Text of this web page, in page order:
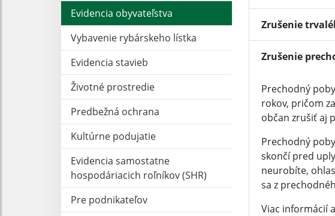
Evidencia obyvateľstva
Vybavenie rybárskeho lístka
Evidencia stavieb
Životné prostredie
Predbežná ochrana
Kultúrne podujatie
Evidencia samostatne
hospodáriacich roľníkov (SHR)
Pre podnikateľov
Zrušenie
Zrušenie
Prechodný
rokov, pričom
občan zrušiť aj
Prechodný
skončí pred
neurobíte,
sa z
Viac informácií